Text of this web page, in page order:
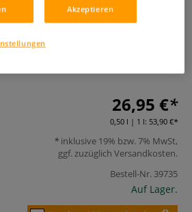
Bewertungen
für plastische Effekte und
stabil, rissfest und ideal für Mixed
26,95 €
0,50 l | 1 l: 53,90 €
inklusive 19% bzw. 7% MwSt,
ggf. zuzüglich Versandkosten.
Bestell-Nr. 39735
Auf Lager.
Akzeptieren